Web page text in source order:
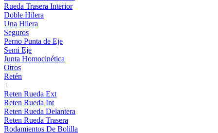
Rueda Trasera Interior
Doble Hilera
Una Hilera
Seguros
Perno Punta de Eje
Semi Eje
Junta Homocinética
Otros
Retén
+
Reten Rueda Ext
Reten Rueda Int
Reten Rueda Delantera
Reten Rueda Trasera
Rodamientos De Bolilla